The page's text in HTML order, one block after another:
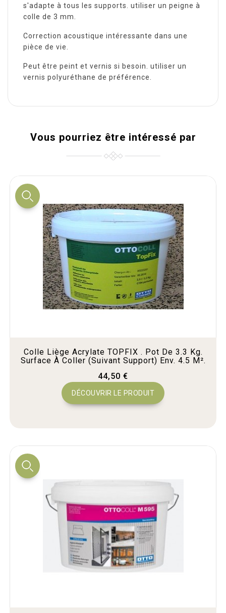
s'adapte à tous les supports. utiliser un peigne à
colle de 3 mm.
Correction acoustique intéressante dans une
pièce de vie.
Peut être peint et vernis si besoin. utiliser un
vernis polyuréthane de préférence.
Vous pourriez être intéressé par
Colle Liège Acrylate TOPFIX . Pot De 3.3 Kg.
Surface À Coller (suivant Support) Env. 4.5 M².
44,50 €
DÉCOUVRIR LE PRODUIT